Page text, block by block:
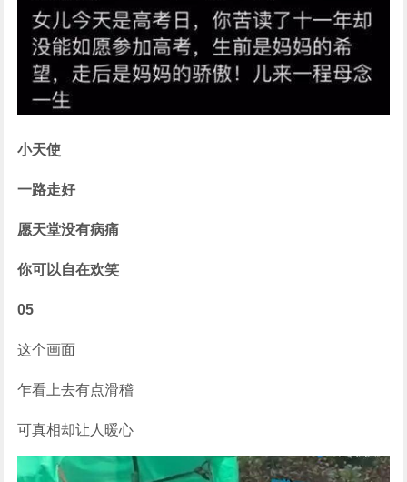
小天使
一路走好
愿天堂没有病痛
你可以自在欢笑
05
这个画面
乍看上去有点滑稽
可真相却让人暖心